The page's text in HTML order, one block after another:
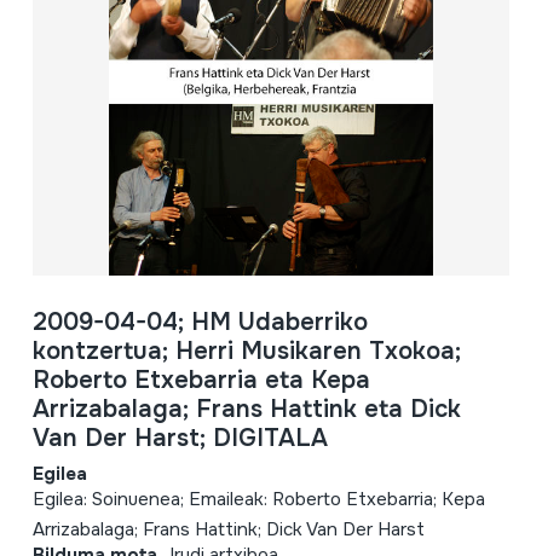
2009-04-04; HM Udaberriko
kontzertua; Herri Musikaren Txokoa;
Roberto Etxebarria eta Kepa
Arrizabalaga; Frans Hattink eta Dick
Van Der Harst; DIGITALA
Egilea
Egilea: Soinuenea; Emaileak: Roberto Etxebarria; Kepa
Arrizabalaga; Frans Hattink; Dick Van Der Harst